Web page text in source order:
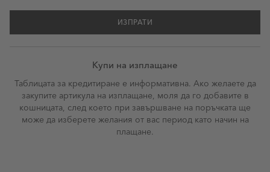
ИЗПРАТИ
Купи на изплащане
Таблицата за кредитиране е информативна. Ако желаете да
закупите артикула на изплащане, моля да го добавите в
кошницата, след което при завършване на поръчката ще
може да изберете желания от вас период като начин на
плащане.